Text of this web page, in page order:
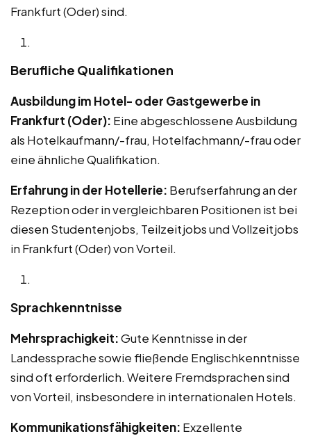
Frankfurt (Oder) sind.
Berufliche Qualifikationen
Ausbildung im Hotel- oder Gastgewerbe in
Frankfurt (Oder): Eine abgeschlossene Ausbildung
als Hotelkaufmann/-frau, Hotelfachmann/-frau oder
eine ähnliche Qualifikation.
Erfahrung in der Hotellerie: Berufserfahrung an der
Rezeption oder in vergleichbaren Positionen ist bei
diesen Studentenjobs, Teilzeitjobs und Vollzeitjobs
in Frankfurt (Oder) von Vorteil.
Sprachkenntnisse
Mehrsprachigkeit:Gute Kenntnisse in der
Landessprache sowie fließende Englischkenntnisse
sind oft erforderlich. Weitere Fremdsprachen sind
von Vorteil, insbesondere in internationalen Hotels.
Kommunikationsfähigkeiten: Exzellente